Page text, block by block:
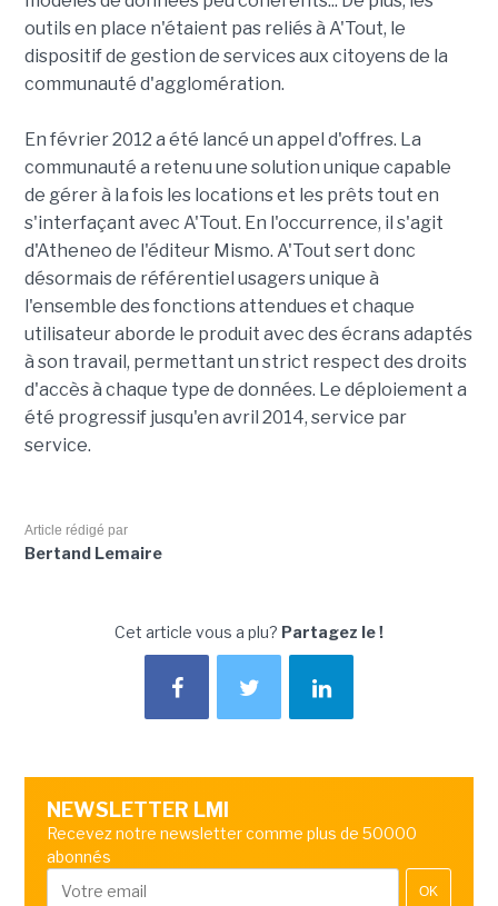
outils en place n'étaient pas reliés à A'Tout, le
dispositif de gestion de services aux citoyens de la
communauté d'agglomération.
En février 2012 a été lancé un appel d'offres. La
communauté a retenu une solution unique capable
de gérer à la fois les locations et les prêts tout en
s'interfaçant avec A'Tout. En l'occurrence, il s'agit
d'Atheneo de l'éditeur Mismo. A'Tout sert donc
désormais de référentiel usagers unique à
l'ensemble des fonctions attendues et chaque
utilisateur aborde le produit avec des écrans adaptés
à son travail, permettant un strict respect des droits
d'accès à chaque type de données. Le déploiement a
été progressif jusqu'en avril 2014, service par
service.
Article rédigé par
Bertand Lemaire
Cet article vous a plu? Partagez le !
NEWSLETTER LMI
Recevez notre newsletter comme plus de 50000
abonnés
OK